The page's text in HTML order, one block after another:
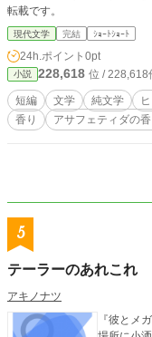
転載です。
現代文学 完結 ｼｮｰﾄｼｮｰﾄ
24h.ポイント 0pt
小説 228,618 位 / 228,618
短編 文学 純文学
香り
アサフェティダの
5
テーラーのあれこれ
アキノナツ
『彼とメガネの